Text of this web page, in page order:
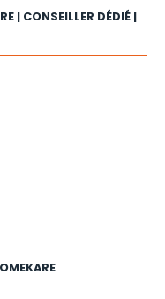
| CONSEILLER DÉDIÉ |